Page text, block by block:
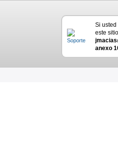
Si
este
anexo